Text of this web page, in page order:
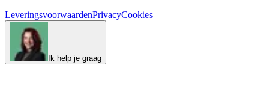
LeveringsvoorwaardenPrivacyCookies
Ik help je graag